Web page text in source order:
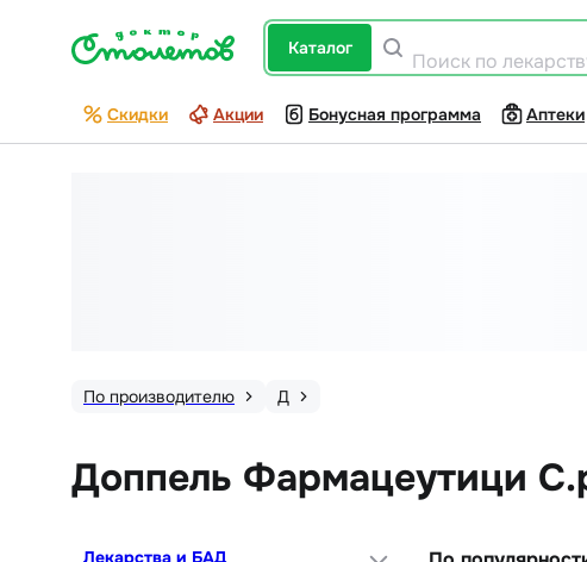
каталог
Поиск по
Скидки Акции Бонусная программа Аптеки
По производителю Д
Доппель Фармацеутици
Лекарства и БАД